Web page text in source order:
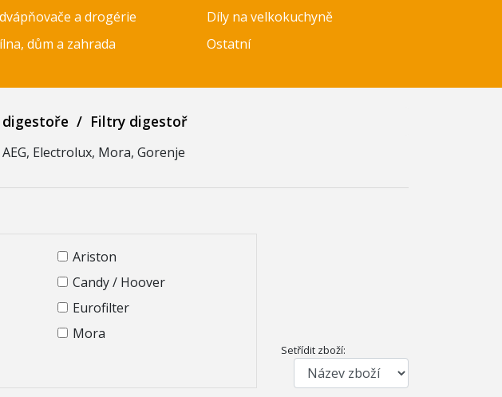
a drogérie
Díly na velkokuchyně
dům a zahrada
Ostatní
digestoře / Filtry digestoř
Electrolux, Mora, Gorenje
Ariston
Candy / Hoover
Eurofilter
Mora
Setřídit zboží: